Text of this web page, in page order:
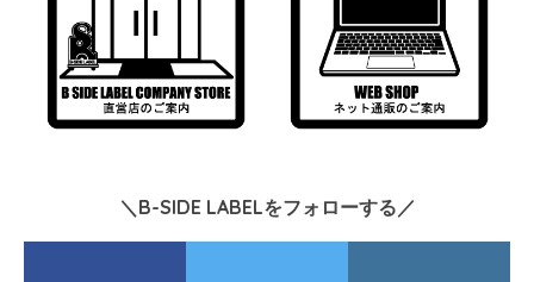
＼B-SIDE LABELをフォローする／